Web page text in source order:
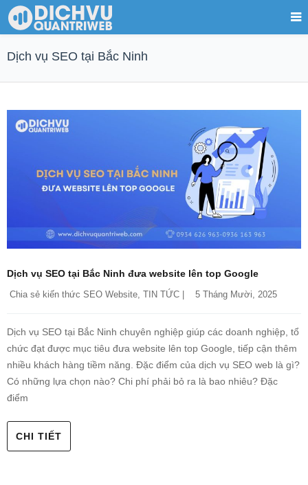
Dịch vụ SEO tại Bắc Ninh
Dịch vụ SEO tại Bắc Ninh đưa website lên top Google
Chia sẻ kiến thức SEO Website TIN TỨC |    5 Tháng Mười, 2025
Dịch vụ SEO tại Bắc Ninh chuyên nghiệp giúp các doanh nghiệp, tổ
chức đạt được mục tiêu đưa website lên top Google, tiếp cận thêm
nhiều khách hàng tiềm năng. Đặc điểm của dịch vụ SEO web là gì?
Có những lựa chọn nào? Chi phí phải bỏ ra là bao nhiêu? Đặc
điểm
CHI TIẾT